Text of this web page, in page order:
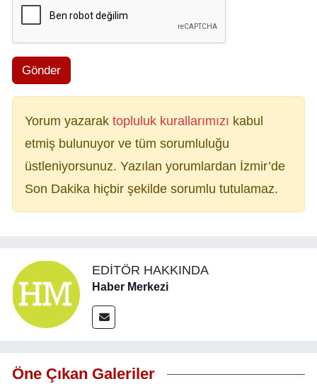
Gönder
Yorum yazarak topluluk kurallarımızı kabul
etmiş bulunuyor ve tüm sorumluluğu
üstleniyorsunuz. Yazılan yorumlardan İzmir’de
Son Dakika hiçbir şekilde sorumlu tutulamaz.
EDITÖR HAKKINDA
Haber Merkezi
Öne Çıkan Galeriler